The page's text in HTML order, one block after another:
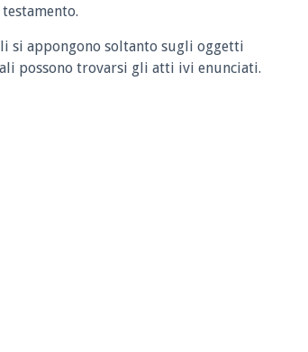
si appongono soltanto sugli oggetti
possono trovarsi gli atti ivi enunciati.